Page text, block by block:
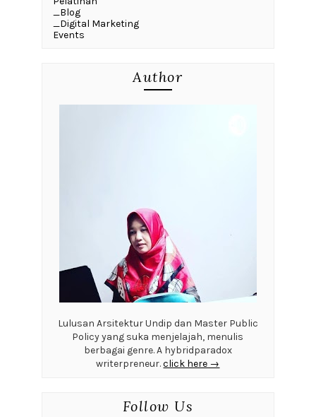
_Blog
_Digital Marketing
Events
Author
Lulusan Arsitektur Undip dan Master Public
Policy yang suka menjelajah, menulis
berbagai genre. A hybridparadox
writerpreneur.click here →
Follow Us